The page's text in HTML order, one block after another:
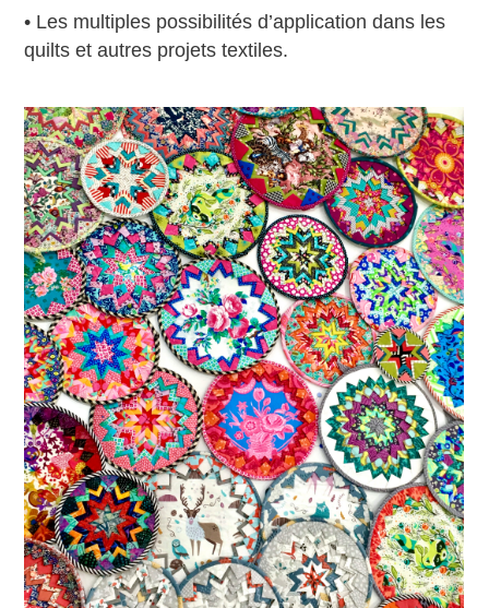
• Les multiples possibilités d’application dans les
quilts et autres projets textiles.